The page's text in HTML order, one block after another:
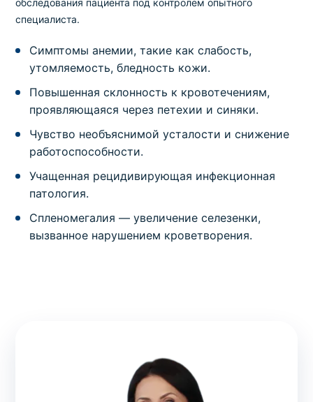
обследования пациента под контролем опытного
специалиста.
Симптомы анемии, такие как слабость,
утомляемость, бледность кожи.
Повышенная склонность к кровотечениям,
проявляющаяся через петехии и синяки.
Чувство необъяснимой усталости и снижение
работоспособности.
Учащенная рецидивирующая инфекционная
патология.
Спленомегалия — увеличение селезенки,
вызванное нарушением кроветворения.